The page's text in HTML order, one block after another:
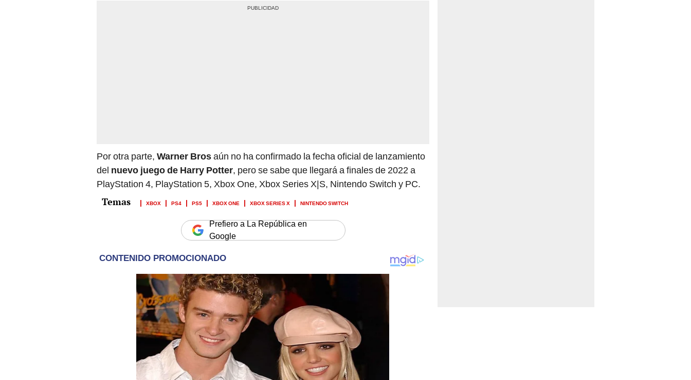
Por otra parte, Warner Brosaún no ha confirmado la fecha oficial de lanzamiento
del nuevo juego de Harry Potter, pero se sabe que llegará a finales de 2022 a
PlayStation 4, PlayStation 5, Xbox One, Xbox Series X|S, Nintendo Switch y PC.
XBOX PS4 PS5 XBOX ONE XBOX SERIES X NINTENDO SWITCH
Prefiero a La República en
Google